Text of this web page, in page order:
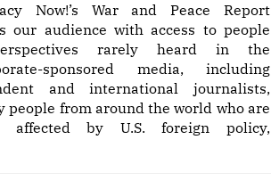
Now!’s War and Peace Report
our audience with access to people
rarely heard in the
sponsored media, including
and international journalists,
people from around the world who are
affected by U.S. foreign policy,